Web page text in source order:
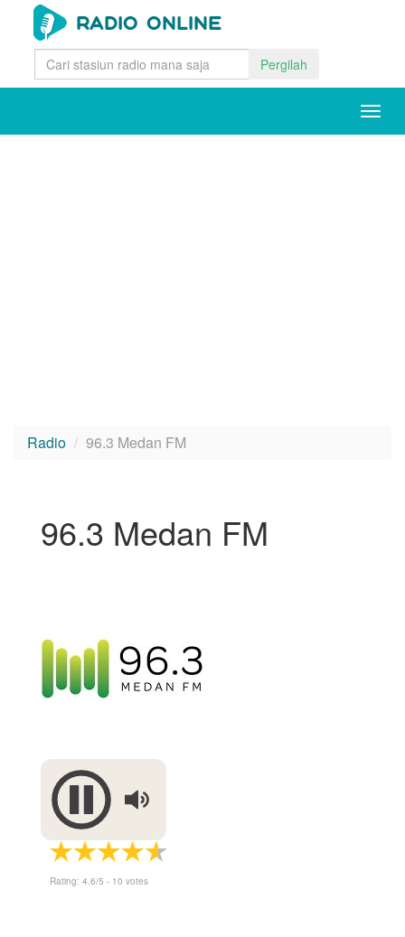
Pergilah
Radio 96.3 Medan FM
96.3 Medan FM
Rating: 4.6/5 - 10 votes